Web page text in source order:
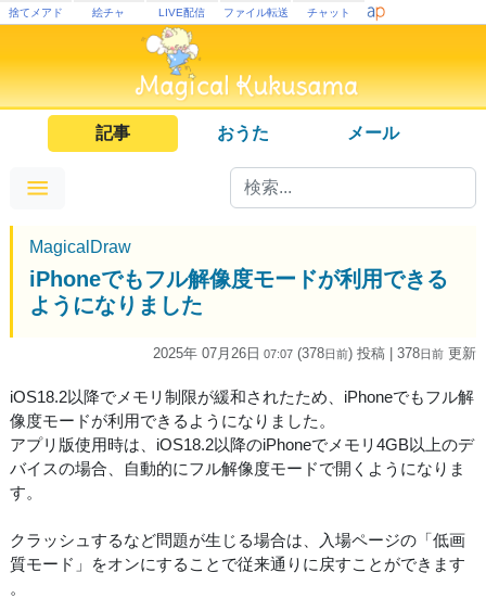
捨てメアド 絵チャ LIVE配信 ファイル転送 チャット
記事 おうた メール
MagicalDraw
iPhoneでもフル解像度モードが利用できる
ようになりました
2025年 07月26日 07:07 (378日前) 投稿 | 378日前 更新
iOS18.2以降でメモリ制限が緩和されたため、iPhoneでもフル解
像度モードが利用できるようになりました。
アプリ版使用時は、iOS18.2以降のiPhoneでメモリ4GB以上のデ
バイスの場合、自動的にフル解像度モードで開くようになりま
す。
クラッシュするなど問題が生じる場合は、入場ページの「低画
質モード」をオンにすることで従来通りに戻すことができます
。